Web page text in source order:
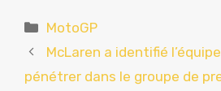
Catégories
MotoGP
McLaren a identifié
pénétrer dans le groupe de